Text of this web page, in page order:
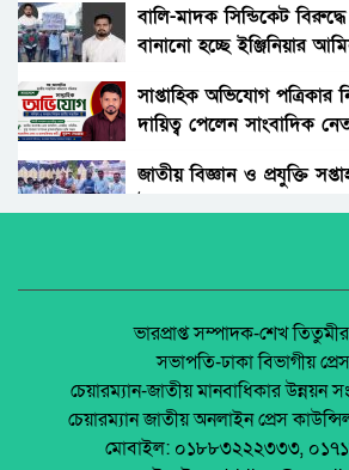
যুবক গ্রেপ্তার।
সাঘাটায় যৌতুকের দাবিতে
পুত্রবধূকে বটি দিয়ে জবাই
মামলা।
রাজধানীতে স্কুলছাত্রীকে
পরিবার ও পুলিশ?
সাংবাদিকদের ওপর
ভারতের যৌনপল্লি থেকে ১১
পাবনায় নেশার টাকা না পেয়ে
বালি-মাদক সিন্ডিকেট
বানানো হচ্ছে ইঞ্জিনিয়ার
সাপ্তাহিক অভিযোগ পত্রিকার
দায়িত্ব পেলেন সাংবাদিক
জাতীয় বিজ্ঞান ও প্রযুক্তি
জেলা আইন-শৃৃঙ্খলা কমিটির
পলাশবাড়ীতে এমইপি
অনুষ্ঠিত।
ভারপ্রাপ্ত সম্পাদক-শেখ
সভাপতি-ঢাকা বিভাগীয়
চেয়ারম্যান-জাতীয় মানবাধিকার উন্নয়ন
চেয়ারম্যান জাতীয় অনলাইন প্রেস
মোবাইল: ০১৮৮৩২২২৩৩৩,